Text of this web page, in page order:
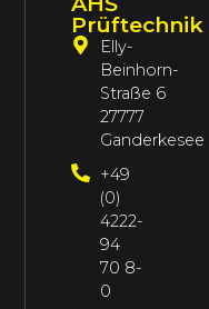
Prüftechnik
Elly-
Beinhorn-
Straße 6
27777
Ganderkesee
+49
(0)
4222-
94
70 8-
0